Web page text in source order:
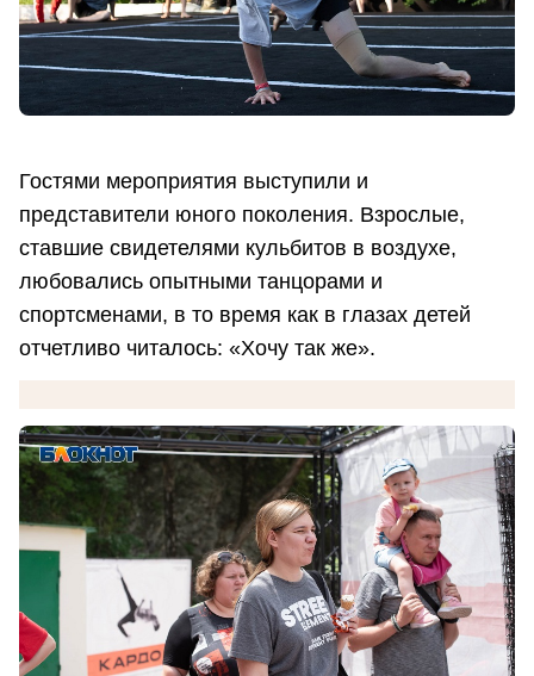
Гостями мероприятия выступили и
представители юного поколения. Взрослые,
ставшие свидетелями кульбитов в воздухе,
любовались опытными танцорами и
спортсменами, в то время как в глазах детей
отчетливо читалось: «Хочу так же».